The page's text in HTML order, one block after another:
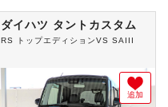
ダイハツ タントカスタム
RS トップエディションVS SAIII
追加